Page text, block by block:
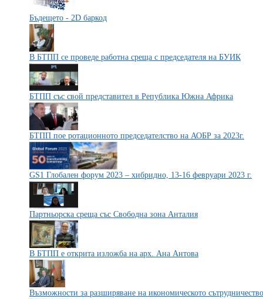
Бъдещето - 2D баркод
В БТПП се проведе работна среща с председателя на БУИК
БТПП със свой представител в Република Южна Африка
БТПП пое ротационното председателство на АОБР за 2023г.
GS1 Глобален форум 2023 – хибридно, 13-16 февруари 2023 г.
Партньорска среща със Свободна зона Анталия
В БТПП е открита изложба на арх. Ана Антова
Възможности за разширяване на икономическото